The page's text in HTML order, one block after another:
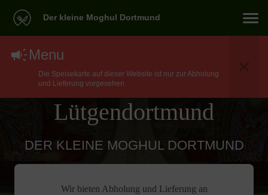
Der kleine Moghul Dortmund
Menu
Die Speisekarte auf dieser Website ist nur zur Abholung
und Lieferung vorgesehen
North Indian Essen
Lieferservice In Witten
Lütgendortmund
DER KLEINE MOGHUL DORTMUND
Wir bieten Abholung und Lieferung an